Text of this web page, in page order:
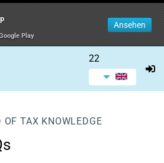
Play
Ansehen
22
TAX KNOWLEDGE